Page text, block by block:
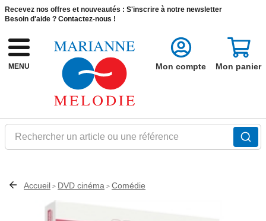
Recevez nos offres et nouveautés : S'inscrire à notre newsletter
Besoin d'aide ? Contactez-nous !
MENU
Rechercher un article ou une référence
Mon compte Mon panier
Accueil > DVD cinéma > Comédie